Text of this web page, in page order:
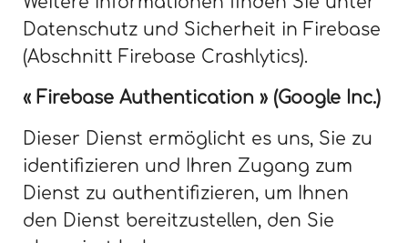
Datenschutz und Sicherheit in Firebase
(Abschnitt Firebase Crashlytics).
« Firebase Authentication » (Google Inc.)
Dieser Dienst ermöglicht es uns, Sie zu
identifizieren und Ihren Zugang zum
Dienst zu authentifizieren, um Ihnen
den Dienst bereitzustellen, den Sie